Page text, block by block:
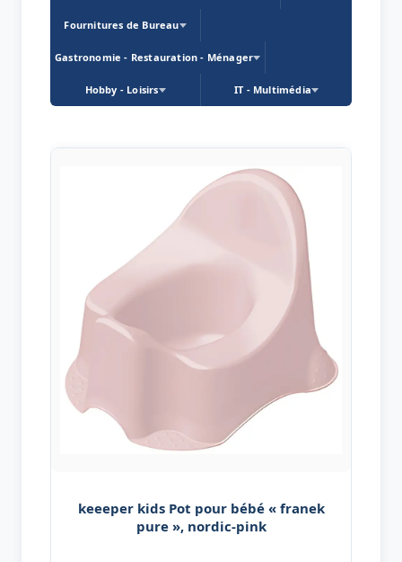
Fournitures de Bureau
Gastronomie - Restauration - Ménager
Hobby - Loisirs IT - Multimédia
keeeper kids Pot pour bébé « franek
pure », nordic-pink